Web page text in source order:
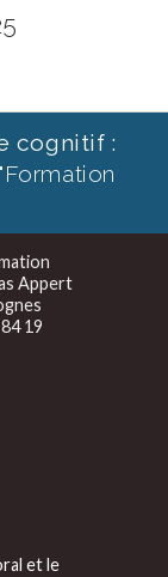
cognitif :
Appert
19
et le